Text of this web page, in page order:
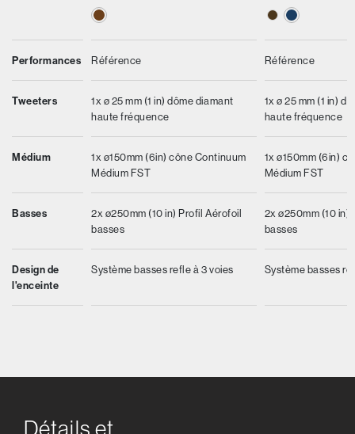
Performances
Tweeters
Médium
Basses
Design de
l'enceinte
Référence
1x ø 25 mm (1 in) dôme diamant
haute fréquence
1x ø150mm (6in) cône Continuum
Médium FST
2x ø250mm (10 in) Profil Aérofoil
basses
Système basses refle à 3 voies
Référence
1x ø 25 mm (1 in)
haute fréquence
1x ø150mm (6in)
Médium FST
2x ø250mm (10 in)
basses
Système basses
Détails et